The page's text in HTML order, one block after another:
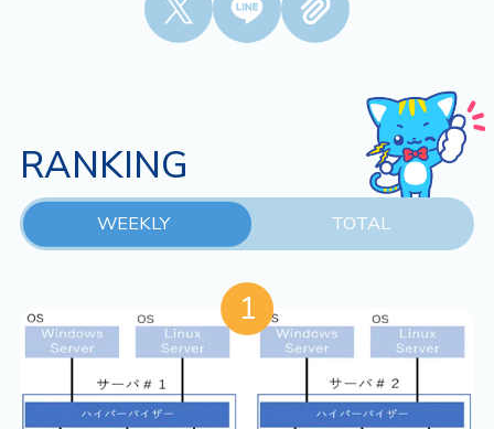
RANKING
WEEKLY TOTAL